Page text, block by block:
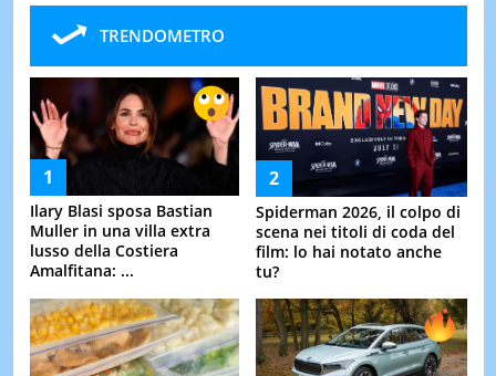
TRENDOMETRO
Ilary Blasi sposa Bastian
Muller in una villa extra
lusso della Costiera
Amalfitana: ...
Spiderman 2026, il colpo di
scena nei titoli di coda del
film: lo hai notato anche
tu?